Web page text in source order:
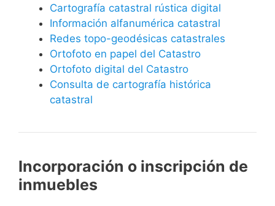
Cartografía catastral rústica digital
Información alfanumérica catastral
Redes topo-geodésicas catastrales
Ortofoto en papel del Catastro
Ortofoto digital del Catastro
Consulta de cartografía histórica
catastral
Incorporación o inscripción de
inmuebles